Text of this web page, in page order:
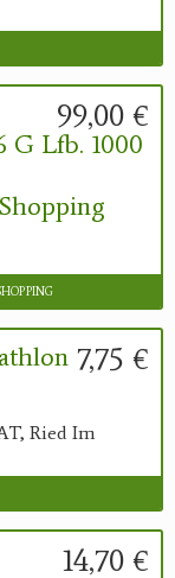
99,00 €
G Lfb. 1000
7,75 €
Ried Im
14,70 €